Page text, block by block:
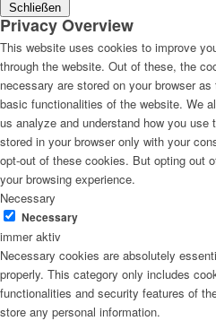
Schließen
Privacy Overview
This website uses cookies to improve
through the website. Out of these, the
necessary are stored on your browser
basic functionalities of the website. We
us analyze and understand how you
stored in your browser only with your
opt-out of these cookies. But opting out
your browsing experience.
Necessary
Necessary
immer aktiv
Necessary cookies are absolutely
properly. This category only includes
functionalities and security features of
store any personal information.